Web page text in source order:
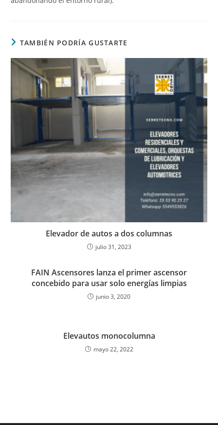
TAMBIÉN PODRÍA GUSTARTE
Elevador de autos a dos columnas
julio 31, 2023
FAIN Ascensores lanza el primer ascensor
concebido para usar solo energías limpias
junio 3, 2020
Elevautos monocolumna
mayo 22, 2022